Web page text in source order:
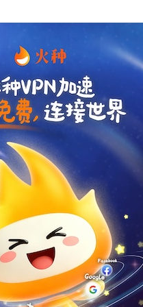
支持 [0] 反对[0]
支持[0] 反对
支持[0] 反对[0]